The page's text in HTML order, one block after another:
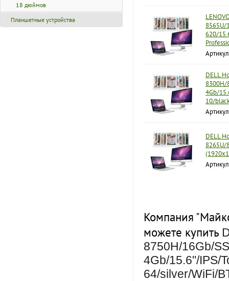
18 дюймов
Планшетные устройства
8565U/
620/
DELL
8300H/
4Gb/
10/
DELL
8265U/
Компания
можете купить
8750H/16Gb/
4Gb/15.6"/IPS/
64/silver/WiFi/